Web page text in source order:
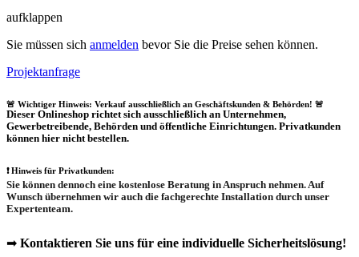
aufklappen
Sie müssen sich anmelden bevor Sie die Preise sehen können.
Projektanfrage
🚨 Wichtiger Hinweis: Verkauf ausschließlich an Geschäftskunden & Behörden! 🚨
Dieser Onlineshop richtet sich ausschließlich an Unternehmen,
Gewerbetreibende, Behörden und öffentliche Einrichtungen. Privatkunden
können hier nicht bestellen.
❗Hinweis für Privatkunden:
Sie können dennoch eine kostenlose Beratung in Anspruch nehmen. Auf
Wunsch übernehmen wir auch die fachgerechte Installation durch unser
Expertenteam.
➡ Kontaktieren Sie uns für eine individuelle Sicherheitslösung!